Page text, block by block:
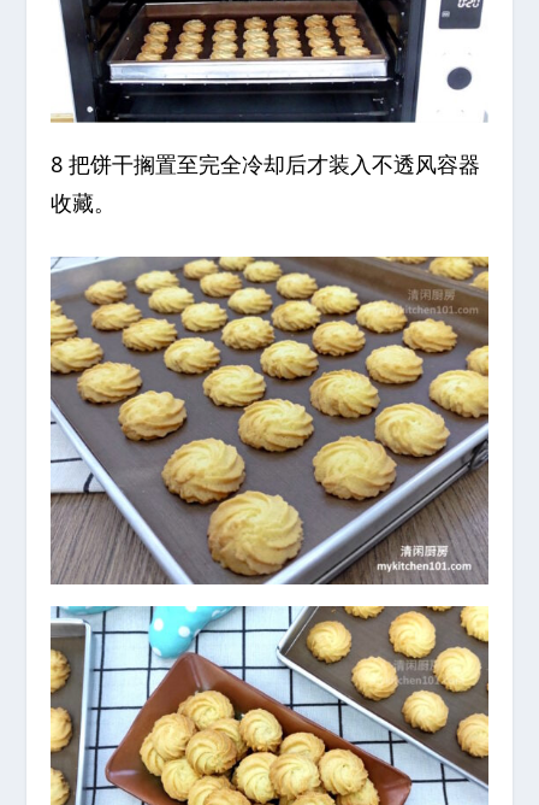
8 把饼干搁置至完全冷却后才装入不透风容器
收藏。